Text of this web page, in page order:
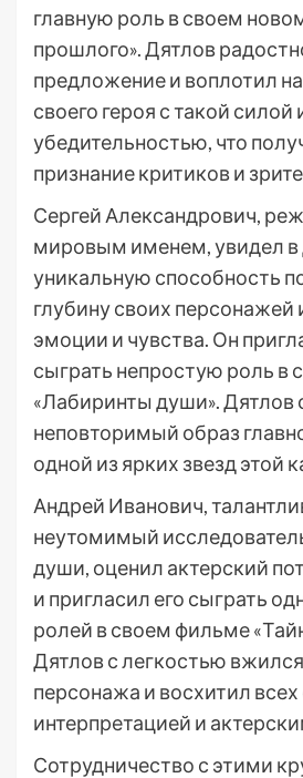
главную роль в своем
прошлого». Дятлов
предложение и воплотил
своего героя с такой силой
убедительностью, что
признание критиков и
Сергей Александрович,
мировым именем, увидел в
уникальную способность
глубину своих персонажей
эмоции и чувства. Он
сыграть непростую роль в
«Лабиринты души». Дятлов
неповторимый образ
одной из ярких звезд этой
Андрей Иванович,
неутомимый
души, оценил актерский
и пригласил его сыграть
ролей в своем фильме
Дятлов с легкостью
персонажа и восхитил
интерпретацией и
Сотрудничество с этими